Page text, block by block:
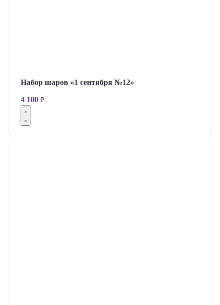
Набор шаров «1 сентября №12»
4 100 ₽